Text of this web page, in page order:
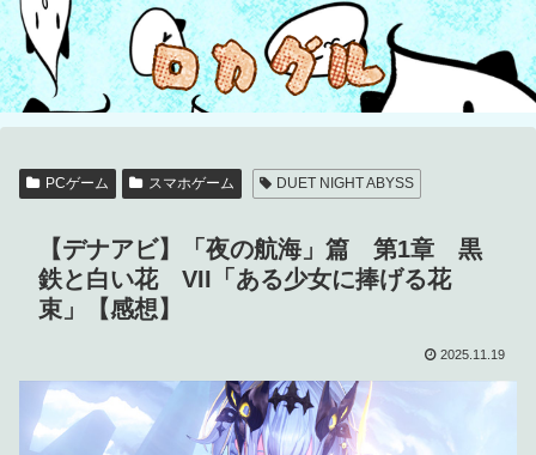
PCゲーム スマホゲーム DUET NIGHT ABYSS
【デナアビ】「夜の航海」篇 第1章 黒
鉄と白い花 VII「ある少女に捧げる花
束」【感想】
2025.11.19